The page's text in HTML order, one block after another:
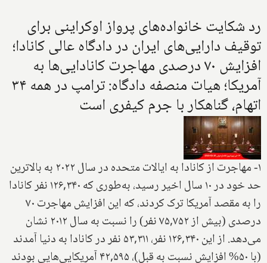
رد شکایت خانواده‌های پرواز اوکراینی برای
توقیف دارایی‌های ایران در دادگاه عالی کانادا؛
افزایش ۷۰ درصدی مهاجرت کانادایی‌ها به
آمریکا؛ هیات منصفه دادگاه: ترامپ در همه ۳۴
اتهام، گناهکار با جرم کیفری است
۱- مهاجرت از کانادا به ایالات متحده در سال ۲۰۲۲ به بالاترین
حد خود در ۱۰ سال اخیر رسید، به‌طوری که ۱۲۶,۳۴۰ نفر کانادا
را به مقصد آمریکا ترک کردند، که این افزایش مهاجرت ۷۰
درصدی (بیش از ۷۵,۷۵۲ نفر) را نسبت به سال ۲۰۱۲ نشان
می‌دهد. از این ۱۲۶,۳۴۰ نفر، ۵۳,۳۱۱ نفر در کانادا به دنیا آمدند
(با ۵۰% افزایش نسبت به قبل)، ۴۲,۵۹۵ آمریکایی‌هایی بودند